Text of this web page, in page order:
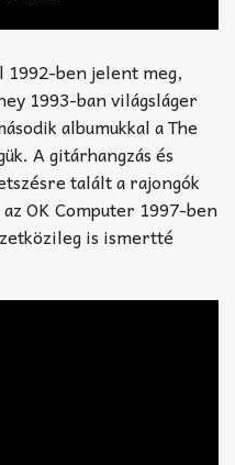
1992-ben jelent meg,
1993-ban világsláger
albumukkal a The
A gitárhangzás és
talált a rajongók
OK Computer 1997-ben
is ismertté